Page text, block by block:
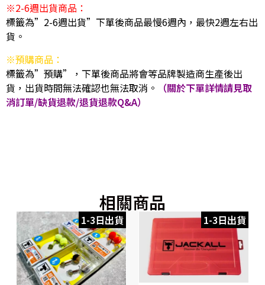
※2-6週出貨商品：
標籤為”2-6週出貨”下單後商品最慢6週內，最快2週左右出
貨。
※預購商品：
標籤為”預購”，下單後商品將會等品牌製造商生產後出
貨，出貨時間無法確認也無法取消。
（關於下單詳情請見取
消訂單/缺貨退款/退貨退款Q&A）
相關商品
1-3日出貨 1-3日出貨